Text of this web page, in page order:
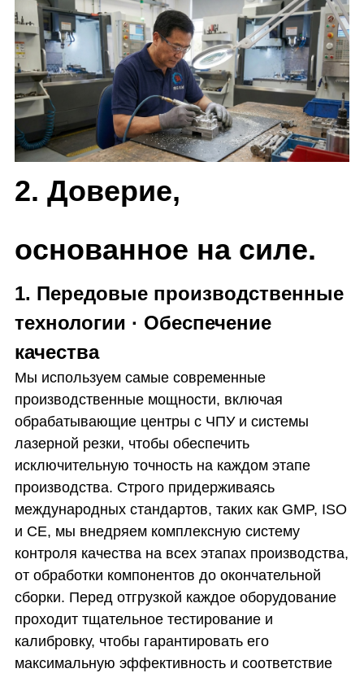
2. Доверие,
основанное на силе.
1. Передовые производственные
технологии · Обеспечение
качества
Мы используем самые современные
производственные мощности, включая
обрабатывающие центры с ЧПУ и системы
лазерной резки, чтобы обеспечить
исключительную точность на каждом этапе
производства. Строго придерживаясь
международных стандартов, таких как GMP, ISO
и CE, мы внедряем комплексную систему
контроля качества на всех этапах производства,
от обработки компонентов до окончательной
сборки. Перед отгрузкой каждое оборудование
проходит тщательное тестирование и
калибровку, чтобы гарантировать его
максимальную эффективность и соответствие